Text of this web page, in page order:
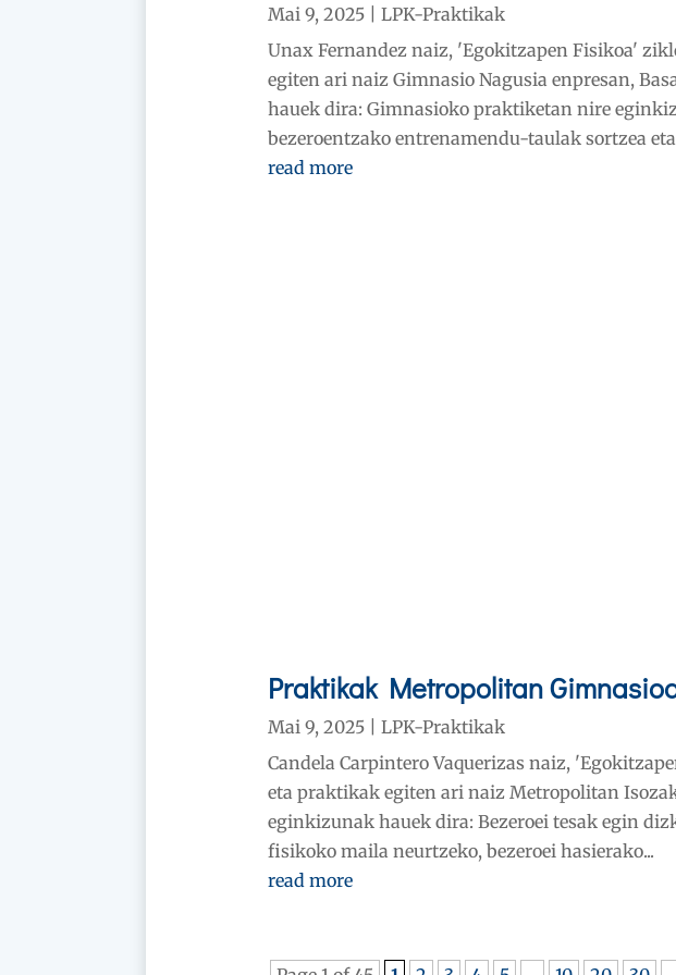
Mai 9, 2025| LPK-Praktikak
Unax Fernandez naiz, 'Egokitzapen Fisikoa'
egiten ari naiz Gimnasio Nagusia enpresan,
hauek dira: Gimnasioko praktiketan nire
bezeroentzako entrenamendu-taulak sortzea
read more
Praktikak Metropolitan
Mai 9, 2025| LPK-Praktikak
Candela Carpintero Vaquerizas naiz,
eta praktikak egiten ari naiz Metropolitan
eginkizunak hauek dira: Bezeroei tesak egin
fisikoko maila neurtzeko, bezeroei hasierako...
read more